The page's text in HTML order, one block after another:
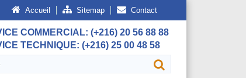
Accueil Sitemap Contact
COMMERCIAL:(+216) 20 56 88 88
TECHNIQUE:(+216) 25 00 48 58